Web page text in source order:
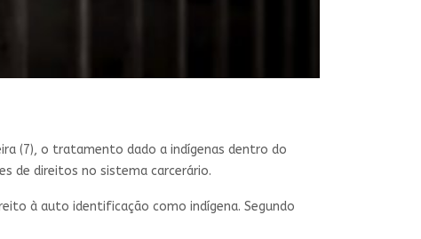
(7), o tratamento dado a indígenas dentro do
de direitos no sistema carcerário.
à auto identificação como indígena. Segundo